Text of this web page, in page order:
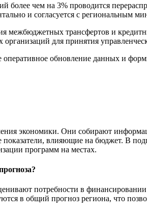
чем на 3% проводится
и согласуется с региональным
межбюджетных трансфертов и
организаций для принятия
обновление данных и
экономики. Они собирают
влияющие на бюджет. В
программ на местах.
потребности в
в общий прогноз региона, что